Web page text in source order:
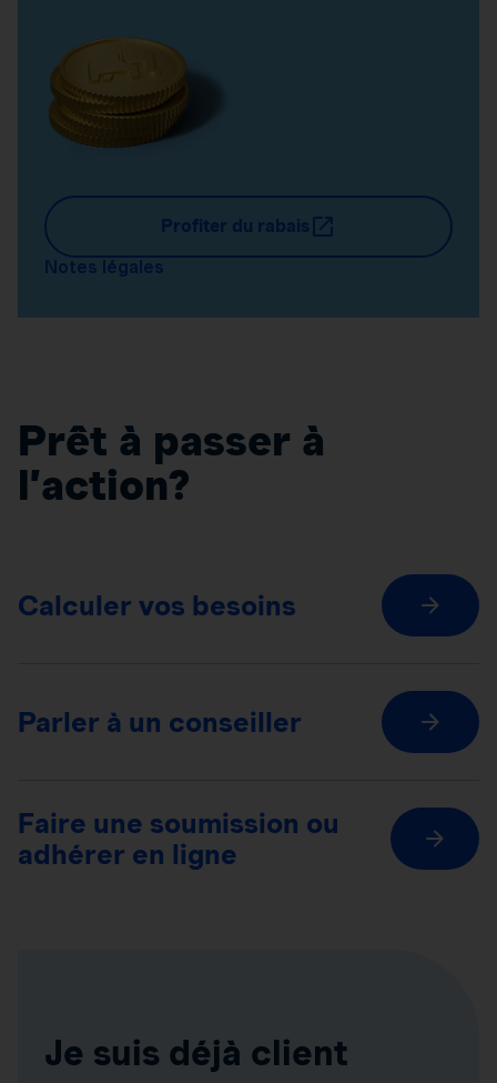
Profiter du rabais
Notes légales
Prêt à passer à
l’action?
Calculer vos besoins
Parler à un conseiller
Faire une soumission ou
adhérer en ligne
Je suis déjà client